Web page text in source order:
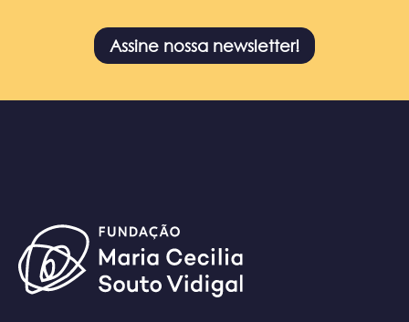
Assine nossa newsletter!